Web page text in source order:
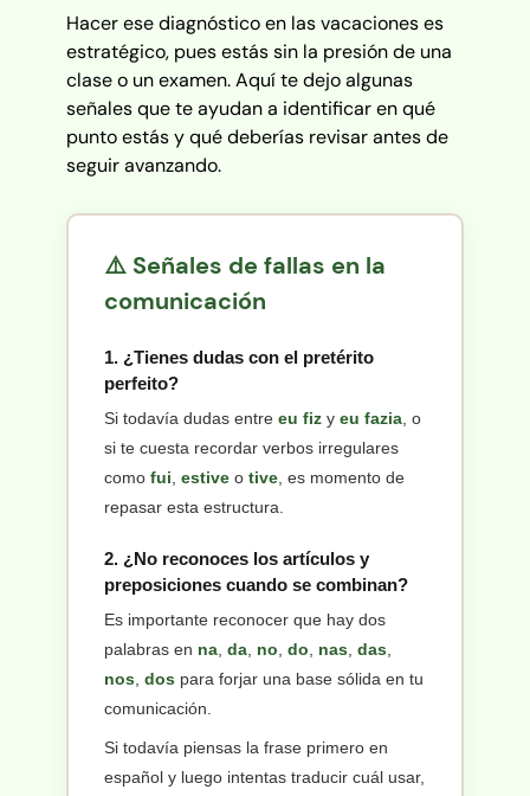
Hacer ese diagnóstico en las vacaciones es
estratégico, pues estás sin la presión de una
clase o un examen. Aquí te dejo algunas
señales que te ayudan a identificar en qué
punto estás y qué deberías revisar antes de
seguir avanzando.
⚠️ Señales de fallas en la
comunicación
1. ¿Tienes dudas con el pretérito
perfeito?
Si todavía dudas entre eu fizy eu fazia, o
si te cuesta recordar verbos irregulares
como fui, estiveo tive, es momento de
repasar esta estructura.
2. ¿No reconoces los artículos y
preposiciones cuando se combinan?
Es importante reconocer que hay dos
palabras en na, da, no, do, nas, das,
nos, dospara forjar una base sólida en tu
comunicación.
Si todavía piensas la frase primero en
español y luego intentas traducir cuál usar,